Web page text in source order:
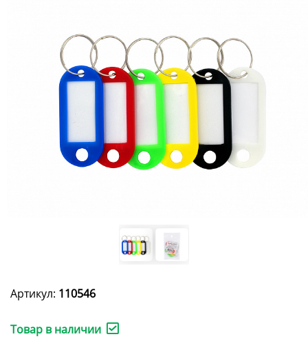
Артикул: 110546
Товар в наличии